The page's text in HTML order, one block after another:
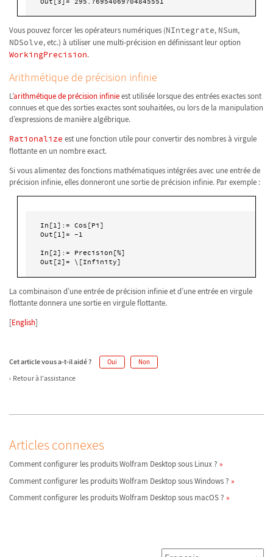
Vous pouvez forcer les opérateurs numériques (NIntegrate, NSum,
NDSolve, etc.) à utiliser une multi-précision en définissant leur option
WorkingPrecision.
Arithmétique de précision infinie
L’arithmétique de précision infinieest utilisée lorsque des entrées exactes sont
connues et que des sorties exactes sont souhaitées, ou lors de la manipulation
d’expressions de manière algébrique.
Rationalize est une fonction utile pour convertir des nombres à virgule
flottante en un nombre exact.
Si vous alimentez des fonctions mathématiques intégrées avec une entrée de
précision infinie, elles donneront une sortie de précision infinie. Par exemple :
In[1]:= Cos[Pi]
Out[1]= -1
In[2]:= Precision[%]
Out[2]= \[Infinity]
La combinaison d’une entrée de précision infinie et d’une entrée en virgule
flottante donnera une sortie en virgule flottante.
[English]
Cet article vous a-t-il aidé ? Oui Non
Retour à l'assistance
Articles connexes
Comment configurer les produits Wolfram Desktop sous Linux ?
Comment configurer les produits Wolfram Desktop sous Windows ?
Comment configurer les produits Wolfram Desktop sous macOS ?